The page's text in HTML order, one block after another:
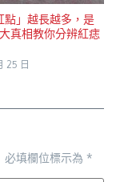
點」越長越多，是
真相教你分辨紅痣
25 日
必填欄位標示為 *